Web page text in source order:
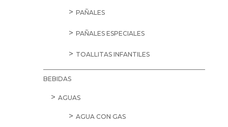
PAÑALES
PAÑALES ESPECIALES
TOALLITAS INFANTILES
BEBIDAS
AGUAS
AGUA CON GAS